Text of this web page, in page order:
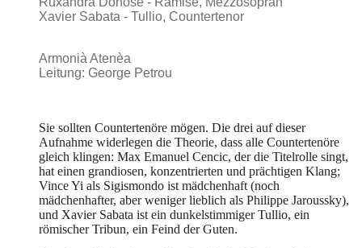
Xavier Sabata - Tullio, Countertenor
Armonià Atenèa
Leitung: George Petrou
Sie sollten Countertenöre mögen. Die drei auf dieser
Aufnahme widerlegen die Theorie, dass alle Countertenöre
gleich klingen: Max Emanuel Cencic, der die Titelrolle singt,
hat einen grandiosen, konzentrierten und prächtigen Klang;
Vince Yi als Sigismondo ist mädchenhaft (noch
mädchenhafter, aber weniger lieblich als Philippe Jaroussky),
und Xavier Sabata ist ein dunkelstimmiger Tullio, ein
römischer Tribun, ein Feind der Guten.